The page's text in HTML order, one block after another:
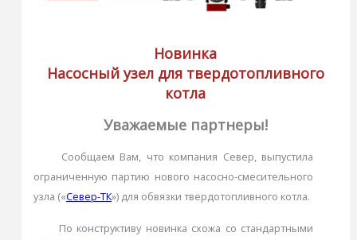
Новинка
Насосный узел для твердотопливного
котла
Уважаемые партнеры!
Сообщаем Вам, что компания Север, выпустила
ограниченную партию нового насосно-смесительного
узла («Север-ТК») для обвязки твердотопливного котла.
По конструктиву новинка схожа со стандартными